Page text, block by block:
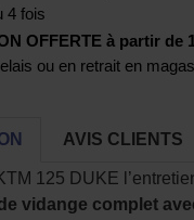
4 fois
OFFERTE à partir de
ou en retrait en
AVIS CLIENTS
125 DUKE
vidange complet